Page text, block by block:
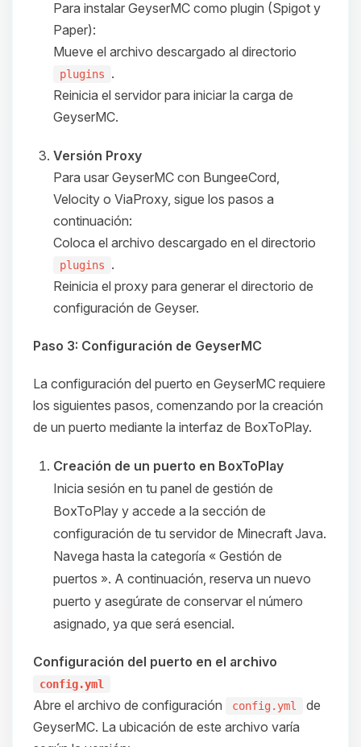
Para instalar GeyserMC como plugin (Spigot y
Paper):
Mueve el archivo descargado al directorio
plugins
.
Reinicia el servidor para iniciar la carga de
GeyserMC.
Versión Proxy
Para usar GeyserMC con BungeeCord,
Velocity o ViaProxy, sigue los pasos a
continuación:
Coloca el archivo descargado en el directorio
plugins
.
Reinicia el proxy para generar el directorio de
configuración de Geyser.
Paso 3: Configuración de GeyserMC
La configuración del puerto en GeyserMC requiere
los siguientes pasos, comenzando por la creación
de un puerto mediante la interfaz de BoxToPlay.
Creación de un puerto en BoxToPlay
Inicia sesión en tu panel de gestión de
BoxToPlay y accede a la sección de
configuración de tu servidor de Minecraft Java.
Navega hasta la categoría « Gestión de
puertos ». A continuación, reserva un nuevo
puerto y asegúrate de conservar el número
asignado, ya que será esencial.
Configuración del puerto en el archivo
config.yml
Abre el archivo de configuración config.yml
de
GeyserMC. La ubicación de este archivo varía
Yupi, por fin alguien con quien
hablar! Soy Choupy, tu pequeno
asistente de BoxToPlay. Cuentame
que necesitas y moveré mis
08/08/2026 12:12